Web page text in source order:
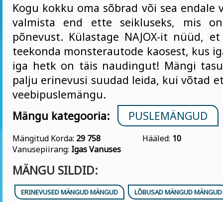
Kogu kokku oma sõbrad või sea endale
valmista end ette seikluseks, mis
põnevust. Külastage NAJOX-it nüüd,
teekonda monsterautode kaosest, kus
iga hetk on täis naudingut! Mängi
palju erinevusi suudad leida, kui võtad
veebipuslemängu.
Mängu kategooria:
PUSLEMÄNGUD
Mängitud Korda: 29 758 Hääled: 10
Vanusepiirang: Igas Vanuses
MÄNGU SILDID:
ERINEVUSED MÄNGUD MÄNGUD
LÕBUSAD MÄNGUD MÄNGUD